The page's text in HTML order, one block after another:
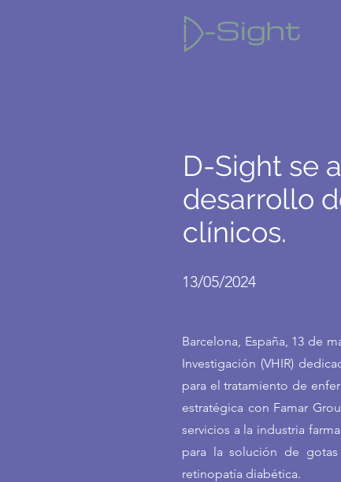
D-Sight se
desarrollo
clínicos.
13/05/2024
Barcelona, España, 13 de
Investigación (VHIR)
para el tratamiento de
estratégica con Famar
servicios a la industria
para la solución de
retinopatía diabética.